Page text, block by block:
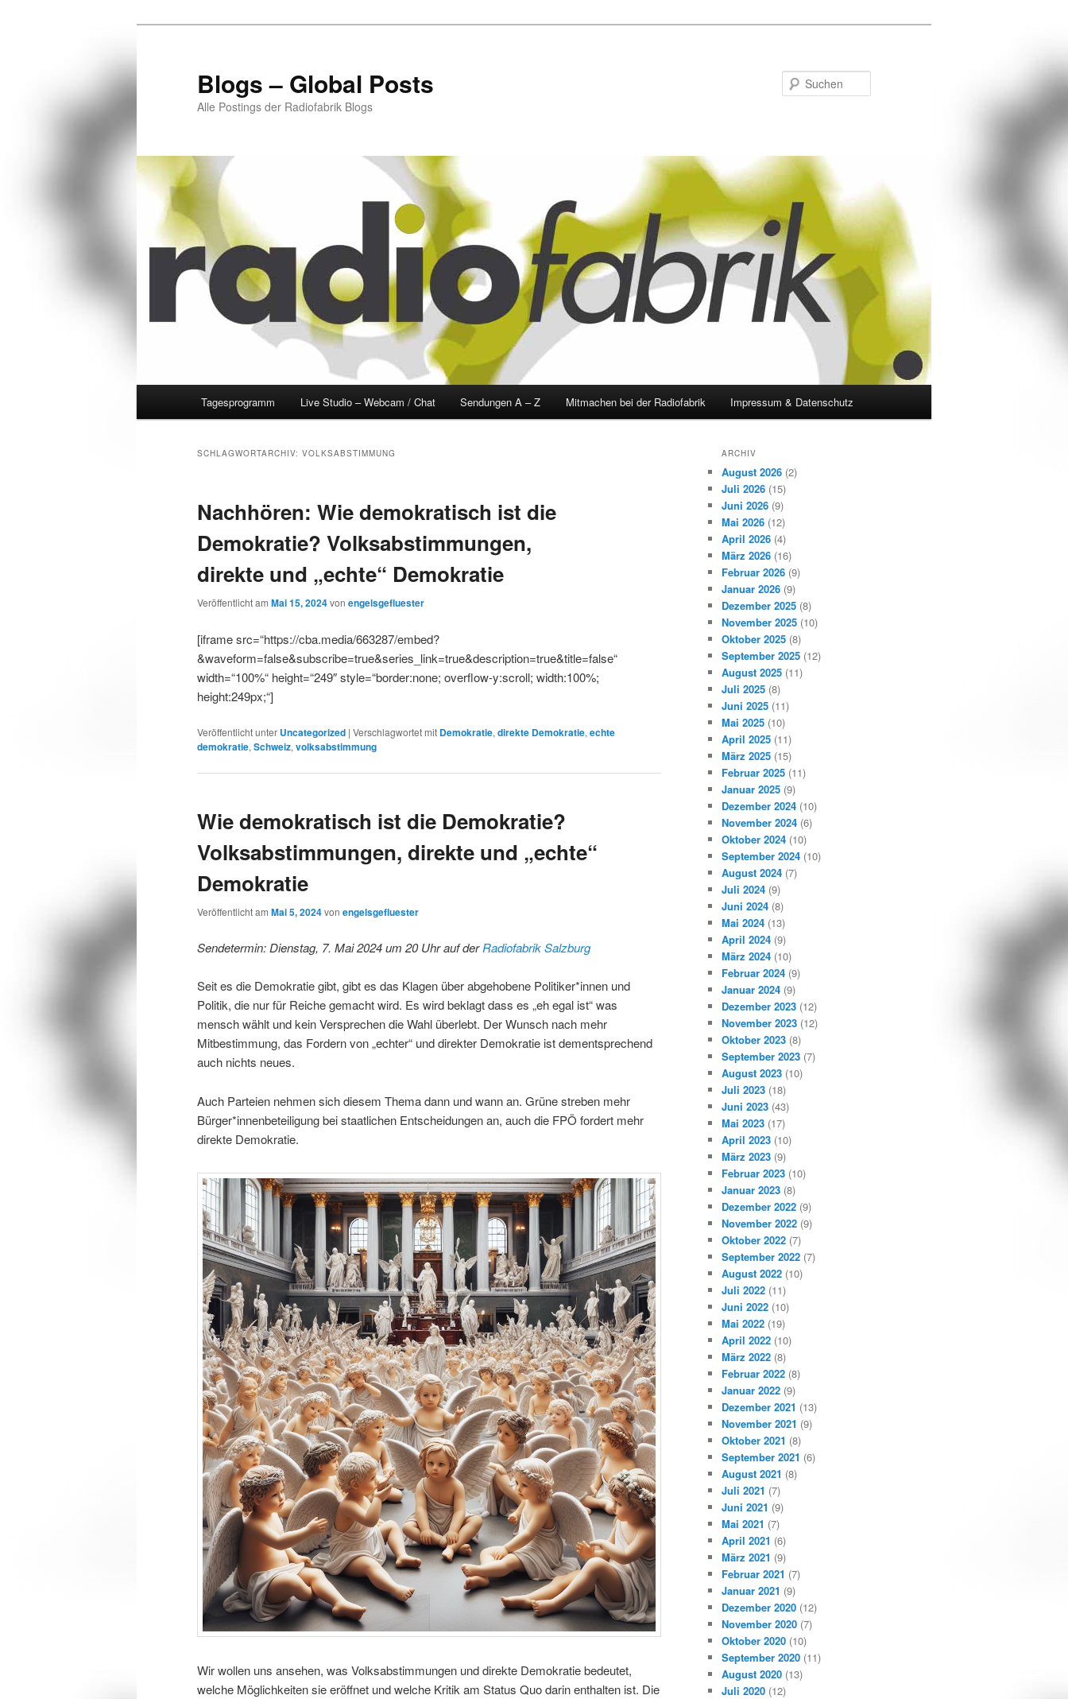
Blogs – Global Posts
Alle Postings der Radiofabrik Blogs
Tagesprogramm Live Studio – Webcam / Chat Sendungen A – Z Mitmachen bei der Radiofabrik Impressum & Datenschutz
SCHLAGWORTARCHIV: VOLKSABSTIMMUNG
Nachhören: Wie demokratisch ist die
Demokratie? Volksabstimmungen,
direkte und „echte“ Demokratie
Veröffentlicht am Mai 15, 2024von engelsgefluester
[iframe src=“https://cba.media/663287/embed?
&waveform=false&subscribe=true&series_link=true&description=true&title=false“
width=“100%“ height=“249″ style=“border:none; overflow-y:scroll; width:100%;
height:249px;“]
Veröffentlicht unter Uncategorized | Verschlagwortet mit Demokratie, direkte Demokratie, echte
demokratie, Schweiz, volksabstimmung
Wie demokratisch ist die Demokratie?
Volksabstimmungen, direkte und „echte“
Demokratie
Veröffentlicht am Mai 5, 2024von engelsgefluester
Sendetermin: Dienstag, 7. Mai 2024 um 20 Uhr auf derRadiofabrik Salzburg
Seit es die Demokratie gibt, gibt es das Klagen über abgehobene Politiker*innen und
Politik, die nur für Reiche gemacht wird. Es wird beklagt dass es „eh egal ist“ was
mensch wählt und kein Versprechen die Wahl überlebt. Der Wunsch nach mehr
Mitbestimmung, das Fordern von „echter“ und direkter Demokratie ist dementsprechend
auch nichts neues.
Auch Parteien nehmen sich diesem Thema dann und wann an. Grüne streben mehr
Bürger*innenbeteiligung bei staatlichen Entscheidungen an, auch die FPÖ fordert mehr
direkte Demokratie.
Wir wollen uns ansehen, was Volksabstimmungen und direkte Demokratie bedeutet,
welche Möglichkeiten sie eröffnet und welche Kritik am Status Quo darin enthalten ist. Die
ARCHIV
August 2026 (2)
Juli 2026 (15)
Juni 2026 (9)
Mai 2026 (12)
April 2026 (4)
März 2026 (16)
Februar 2026 (9)
Januar 2026 (9)
Dezember 2025 (8)
November 2025 (10)
Oktober 2025 (8)
September 2025 (12)
August 2025 (11)
Juli 2025 (8)
Juni 2025 (11)
Mai 2025 (10)
April 2025 (11)
März 2025 (15)
Februar 2025 (11)
Januar 2025 (9)
Dezember 2024 (10)
November 2024 (6)
Oktober 2024 (10)
September 2024 (10)
August 2024 (7)
Juli 2024 (9)
Juni 2024 (8)
Mai 2024 (13)
April 2024 (9)
März 2024 (10)
Februar 2024 (9)
Januar 2024 (9)
Dezember 2023 (12)
November 2023 (12)
Oktober 2023 (8)
September 2023 (7)
August 2023 (10)
Juli 2023 (18)
Juni 2023 (43)
Mai 2023 (17)
April 2023 (10)
März 2023 (9)
Februar 2023 (10)
Januar 2023 (8)
Dezember 2022 (9)
November 2022 (9)
Oktober 2022 (7)
September 2022 (7)
August 2022 (10)
Juli 2022 (11)
Juni 2022 (10)
Mai 2022 (19)
April 2022 (10)
März 2022 (8)
Februar 2022 (8)
Januar 2022 (9)
Dezember 2021 (13)
November 2021 (9)
Oktober 2021 (8)
September 2021 (6)
August 2021 (8)
Juli 2021 (7)
Juni 2021 (9)
Mai 2021 (7)
April 2021 (6)
März 2021 (9)
Februar 2021 (7)
Januar 2021 (9)
Dezember 2020 (12)
November 2020 (7)
Oktober 2020 (10)
September 2020 (11)
August 2020 (13)
Juli 2020 (12)